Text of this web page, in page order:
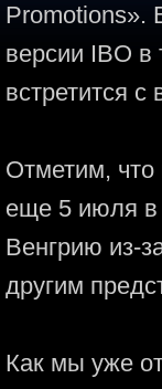
Promotions».
версии IBO
встретится с
Отметим,
еще 5 июля в
Венгрию из-
другим
Как мы уже